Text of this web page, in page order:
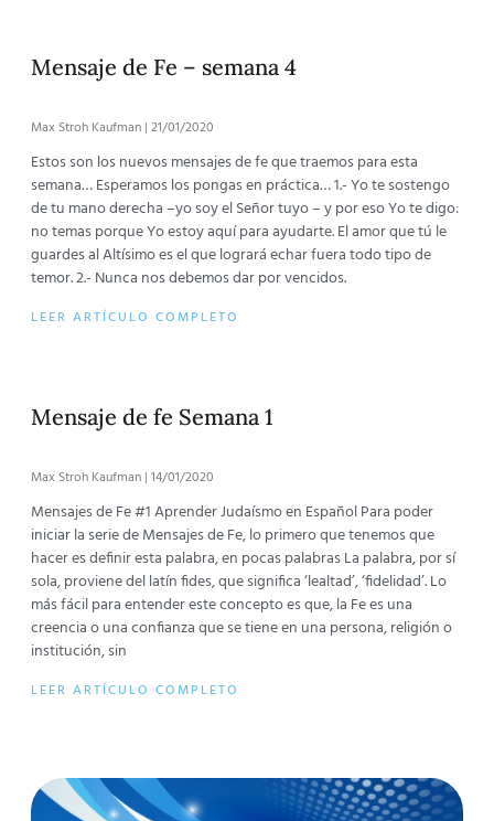
Mensaje de Fe – semana 4
Max Stroh Kaufman 21/01/2020
Estos son los nuevos mensajes de fe que traemos para esta
semana… Esperamos los pongas en práctica… 1.- Yo te sostengo
de tu mano derecha –yo soy el Señor tuyo – y por eso Yo te digo:
no temas porque Yo estoy aquí para ayudarte. El amor que tú le
guardes al Altísimo es el que logrará echar fuera todo tipo de
temor. 2.- Nunca nos debemos dar por vencidos.
LEER ARTÍCULO COMPLETO
Mensaje de fe Semana 1
Max Stroh Kaufman 14/01/2020
Mensajes de Fe #1 Aprender Judaísmo en Español Para poder
iniciar la serie de Mensajes de Fe, lo primero que tenemos que
hacer es definir esta palabra, en pocas palabras La palabra, por sí
sola, proviene del latín fides, que significa ‘lealtad’, ‘fidelidad’. Lo
más fácil para entender este concepto es que, la Fe es una
creencia o una confianza que se tiene en una persona, religión o
institución, sin
LEER ARTÍCULO COMPLETO